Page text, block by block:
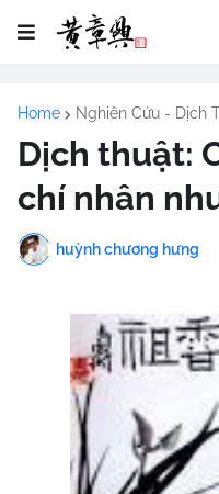
Home Nghiên Cứu - Dịch
Dịch thuật:
chí nhân
huỳnh chương hưng